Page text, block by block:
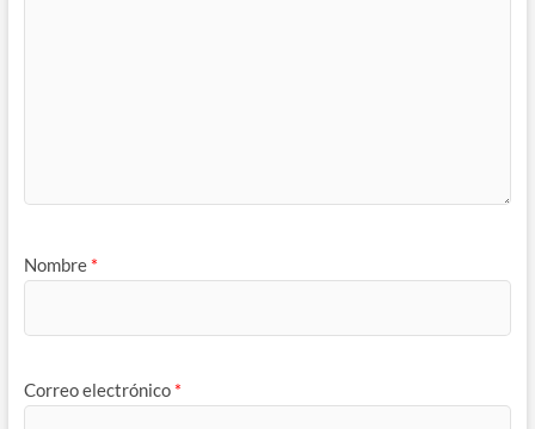
Nombre *
Correo electrónico *